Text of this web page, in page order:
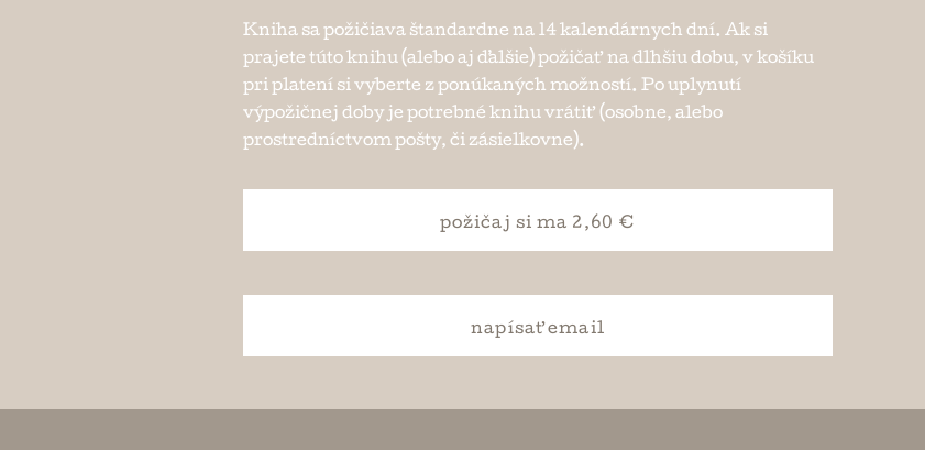
Kniha sa požičiava štandardne na 14 kalendárnych dní. Ak si
prajete túto knihu (alebo aj ďalšie) požičať na dlhšiu dobu, v košíku
pri platení si vyberte z ponúkaných možností. Po uplynutí
výpožičnej doby je potrebné knihu vrátiť (osobne, alebo
prostredníctvom pošty, či zásielkovne).
požičaj sima 2,60 €
napísaťemail